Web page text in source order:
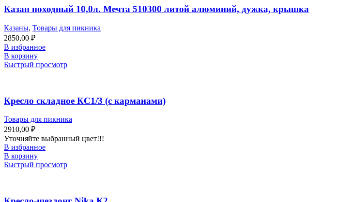
Казан походный 10,0л. Мечта 510300 литой алюминий, дужка, крышка
Казаны, Товары для пикника
2850,00 ₽
В избранное
В корзину
Быстрый просмотр
Кресло складное КС1/3 (с карманами)
Товары для пикника
2910,00 ₽
Уточняйте выбранный цвет!!!
В избранное
В корзину
Быстрый просмотр